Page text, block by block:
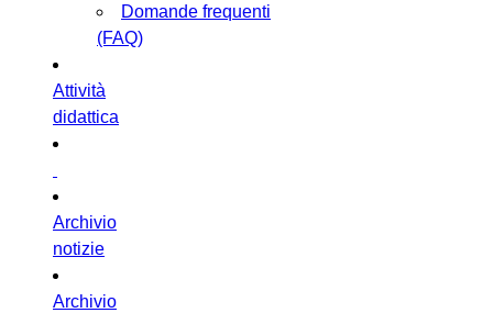
Domande frequenti
(FAQ)
Attività
didattica
Archivio
notizie
Archivio